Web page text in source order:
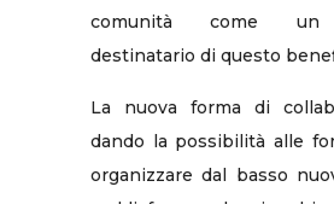
comunità come un
destinatario di questo
La nuova forma di
dando la possibilità alle
organizzare dal basso